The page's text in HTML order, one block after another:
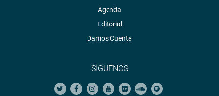
Agenda
Editorial
Damos Cuenta
SÍGUENOS